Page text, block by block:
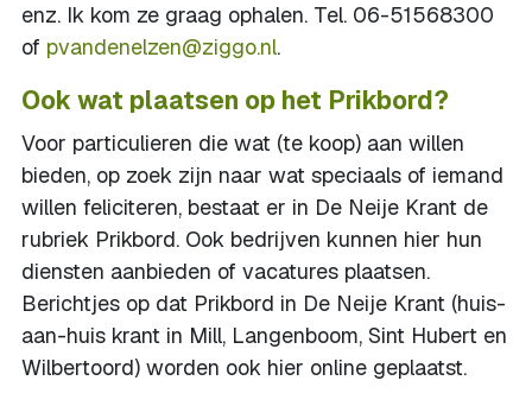
enz. Ik kom ze graag ophalen. Tel. 06-51568300
of pvandenelzen@ziggo.nl.
Ook wat plaatsen op het Prikbord?
Voor particulieren die wat (te koop) aan willen
bieden, op zoek zijn naar wat speciaals of iemand
willen feliciteren, bestaat er in De Neije Krant de
rubriek Prikbord. Ook bedrijven kunnen hier hun
diensten aanbieden of vacatures plaatsen.
Berichtjes op dat Prikbord in De Neije Krant (huis-
aan-huis krant in Mill, Langenboom, Sint Hubert en
Wilbertoord) worden ook hier online geplaatst.